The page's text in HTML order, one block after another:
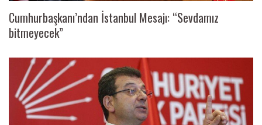
Cumhurbaşkanı’ndan İstanbul Mesajı: “Sevdamız
bitmeyecek”